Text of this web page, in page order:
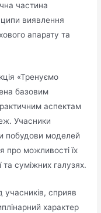
частина
виявлення
апарату та
«Тренуємо
базовим
аспектам
Учасники
побудови моделей
про можливості їх
та суміжних галузях.
учасників, сприяв
характер